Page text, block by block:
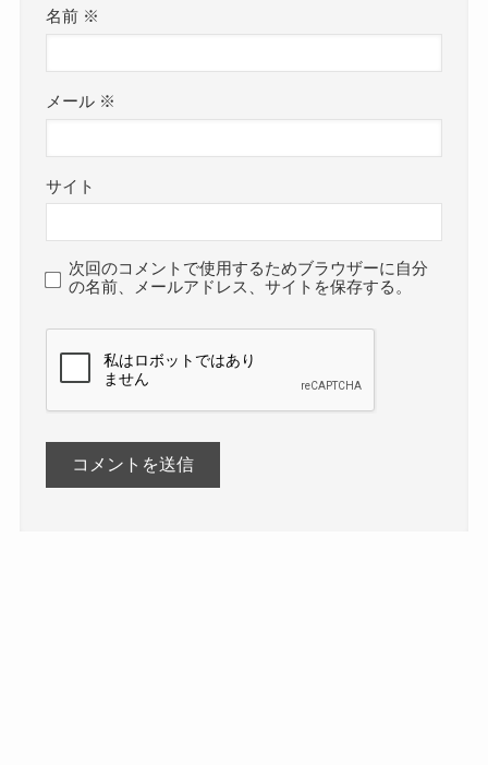
名前 ※
メール ※
サイト
次回のコメントで使用するためブラウザーに自分
の名前、メールアドレス、サイトを保存する。